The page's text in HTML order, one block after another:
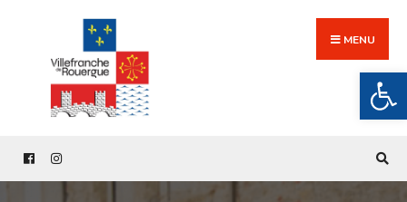
content
MENU